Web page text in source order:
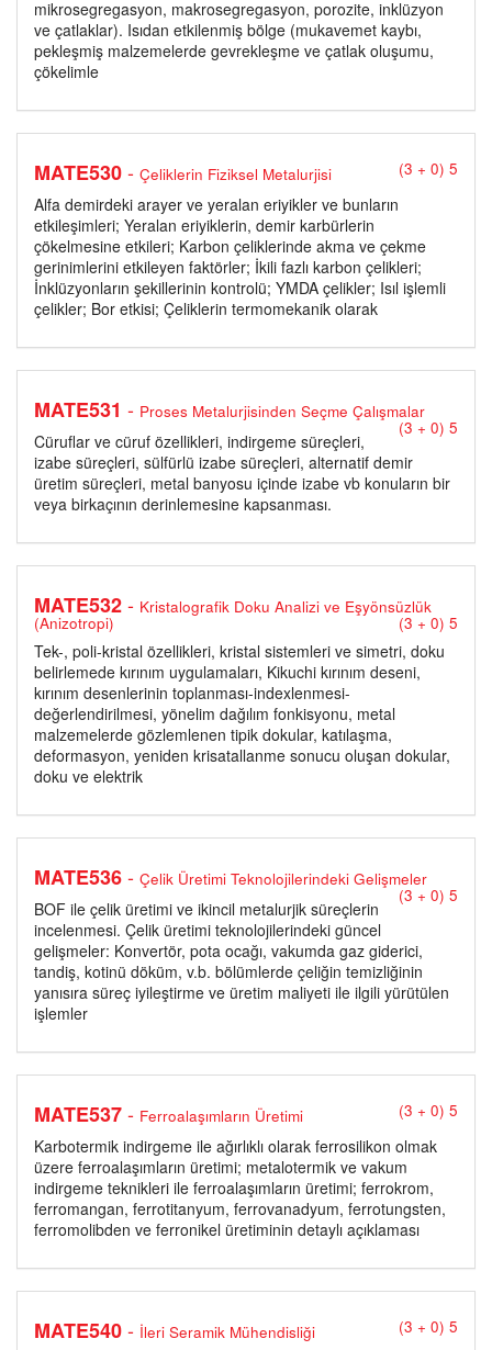
mikrosegregasyon, makrosegregasyon, porozite, inklüzyon
ve çatlaklar). Isıdan etkilenmiş bölge (mukavemet kaybı,
pekleşmiş malzemelerde gevrekleşme ve çatlak oluşumu,
çökelimle
MATE530- Çeliklerin Fiziksel Metalurjisi (3 + 0) 5
Alfa demirdeki arayer ve yeralan eriyikler ve bunların
etkileşimleri; Yeralan eriyiklerin, demir karbürlerin
çökelmesine etkileri; Karbon çeliklerinde akma ve çekme
gerinimlerini etkileyen faktörler; İkili fazlı karbon çelikleri;
İnklüzyonların şekillerinin kontrolü; YMDA çelikler; Isıl işlemli
çelikler; Bor etkisi; Çeliklerin termomekanik olarak
MATE531 - Proses Metalurjisinden Seçme Çalışmalar
(3 + 0) 5
Cüruflar ve cüruf özellikleri, indirgeme süreçleri,
izabe süreçleri, sülfürlü izabe süreçleri, alternatif demir
üretim süreçleri, metal banyosu içinde izabe vb konuların bir
veya birkaçının derinlemesine kapsanması.
MATE532- Kristalografik Doku Analizi ve Eşyönsüzlük
(Anizotropi) (3 + 0) 5
Tek-, poli-kristal özellikleri, kristal sistemleri ve simetri, doku
belirlemede kırınım uygulamaları, Kikuchi kırınım deseni,
kırınım desenlerinin toplanması-indexlenmesi-
değerlendirilmesi, yönelim dağılım fonkisyonu, metal
malzemelerde gözlemlenen tipik dokular, katılaşma,
deformasyon, yeniden krisatallanme sonucu oluşan dokular,
doku ve elektrik
MATE536- Çelik Üretimi Teknolojilerindeki Gelişmeler
(3 + 0) 5
BOF ile çelik üretimi ve ikincil metalurjik süreçlerin
incelenmesi. Çelik üretimi teknolojilerindeki güncel
gelişmeler: Konvertör, pota ocağı, vakumda gaz giderici,
tandiş, kotinü döküm, v.b. bölümlerde çeliğin temizliğinin
yanısıra süreç iyileştirme ve üretim maliyeti ile ilgili yürütülen
işlemler
MATE537- Ferroalaşımların Üretimi (3 + 0) 5
Karbotermik indirgeme ile ağırlıklı olarak ferrosilikon olmak
üzere ferroalaşımların üretimi; metalotermik ve vakum
indirgeme teknikleri ile ferroalaşımların üretimi; ferrokrom,
ferromangan, ferrotitanyum, ferrovanadyum, ferrotungsten,
ferromolibden ve ferronikel üretiminin detaylı açıklaması
MATE540- İleri Seramik Mühendisliği (3 + 0) 5